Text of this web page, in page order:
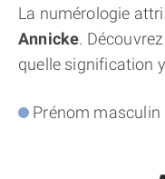
La numérologie
Annicke.
quelle signification
Prénom masculin
THÈME